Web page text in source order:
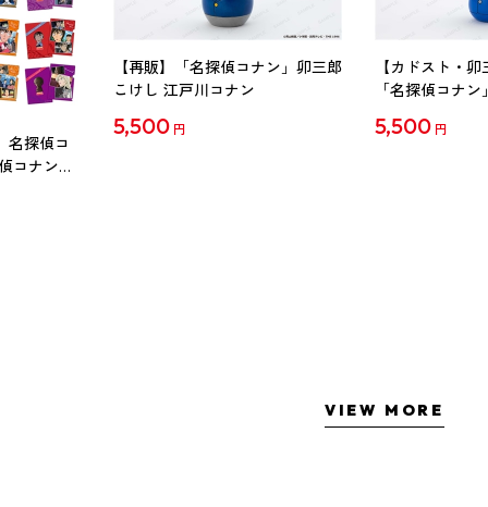
名探偵コ
コナン」
【再販】「名探偵コナン」卯三郎
こけし 江戸川コナン
5,500 円
【カドスト・
「名探偵コナ
5,500 円
VIEW MORE